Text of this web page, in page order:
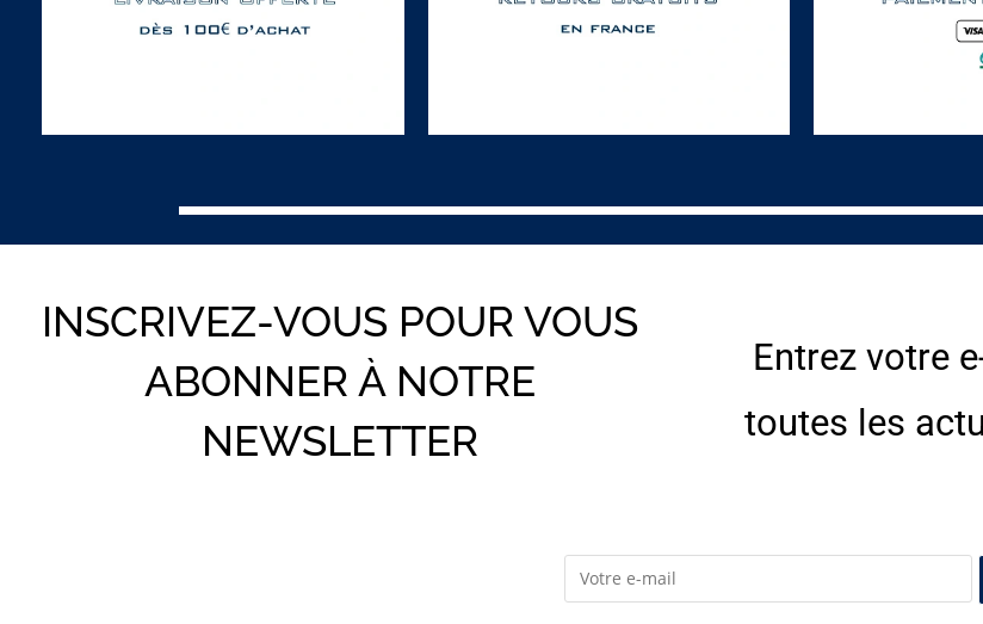
INSCRIVEZ-VOUS POUR VOUS
ABONNER À NOTRE
NEWSLETTER
Entrez votre
toutes les